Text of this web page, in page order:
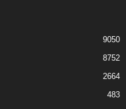
9050
8752
2664
483